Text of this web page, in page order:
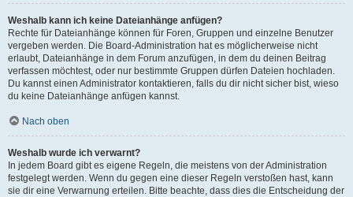
Weshalb kann ich keine Dateianhänge anfügen?
Rechte für Dateianhänge können für Foren, Gruppen und einzelne Benutzer
vergeben werden. Die Board-Administration hat es möglicherweise nicht
erlaubt, Dateianhänge in dem Forum anzufügen, in dem du deinen Beitrag
verfassen möchtest, oder nur bestimmte Gruppen dürfen Dateien hochladen.
Du kannst einen Administrator kontaktieren, falls du dir nicht sicher bist, wieso
du keine Dateianhänge anfügen kannst.
Nach oben
Weshalb wurde ich verwarnt?
In jedem Board gibt es eigene Regeln, die meistens von der Administration
festgelegt werden. Wenn du gegen eine dieser Regeln verstoßen hast, kann
sie dir eine Verwarnung erteilen. Bitte beachte, dass dies die Entscheidung der